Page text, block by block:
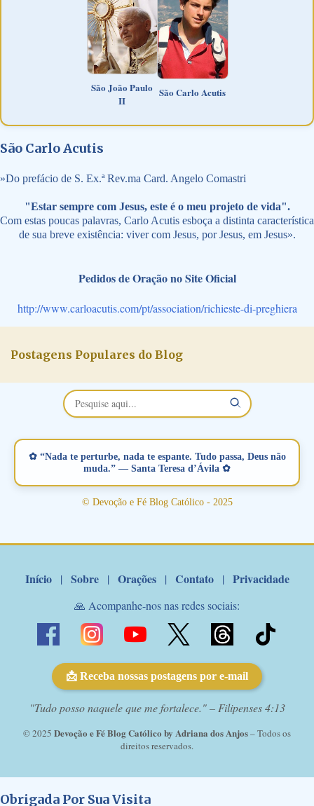
São João Paulo
II
São Carlo Acutis
São Carlo Acutis
»Do prefácio de S. Ex.ª Rev.ma Card. Angelo Comastri
"Estar sempre com Jesus, este é o meu projeto de vida".
Com estas poucas palavras, Carlo Acutis esboça a distinta característica
de sua breve existência: viver com Jesus, por Jesus, em Jesus».
Pedidos de Oração no Site Oficial
http://www.carloacutis.com/pt/association/richieste-di-preghiera
Postagens Populares do Blog
✿ “Nada te perturbe, nada te espante. Tudo passa, Deus não
muda.” — Santa Teresa d’Ávila ✿
© Devoção e Fé Blog Católico - 2025
Início | Sobre | Orações | Contato | Privacidade
🙏 Acompanhe-nos nas redes sociais:
📩 Receba nossas postagens por e-mail
"Tudo posso naquele que me fortalece." – Filipenses 4:13
© 2025 Devoção e Fé Blog Católico by Adriana dos Anjos– Todos os
direitos reservados.
Obrigada Por Sua Visita